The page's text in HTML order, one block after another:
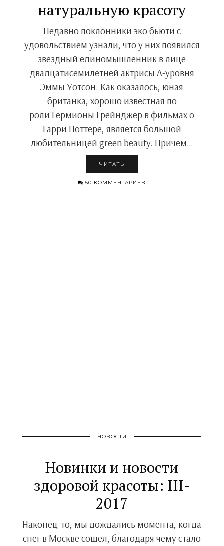
натуральную красоту
Недавно поклонники эко бьюти с
удовольствием узнали, что у них появился
звездный единомышленник в лице
двадцатисемилетней актрисы А-уровня
Эммы Уотсон. Как оказалось, юная
британка, хорошо известная по
роли Гермионы Грейнджер в фильмах о
Гарри Поттере, является большой
любительницей green beauty. Причем…
ЧИТАТЬ
50 КОММЕНТАРИЕВ
НОВОСТИ
Новинки и новости
здоровой красоты: III-
2017
Наконец-то, мы дождались момента, когда
снег в Москве сошел, благодаря чему стало